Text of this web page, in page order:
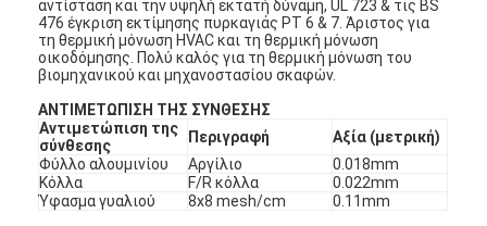
αντίσταση και την υψηλή εκτατή δύναμη, UL 723 & τις BS
476 έγκριση εκτίμησης πυρκαγιάς PT 6 & 7. Άριστος για
τη θερμική μόνωση HVAC και τη θερμική μόνωση
οικοδόμησης. Πολύ καλός για τη θερμική μόνωση του
βιομηχανικού και μηχανοστασίου σκαφών.
ΑΝΤΙΜΕΤΩΠΙΣΗ ΤΗΣ ΣΥΝΘΕΣΗΣ
Αντιμετώπιση της
σύνθεσης
Περιγραφή
Αξία (μετρική)
Φύλλο αλουμινίου
Αργίλιο
0.018mm
Κόλλα
F/R κόλλα
0.022mm
Ύφασμα γυαλιού
8x8 mesh/cm 0.11mm